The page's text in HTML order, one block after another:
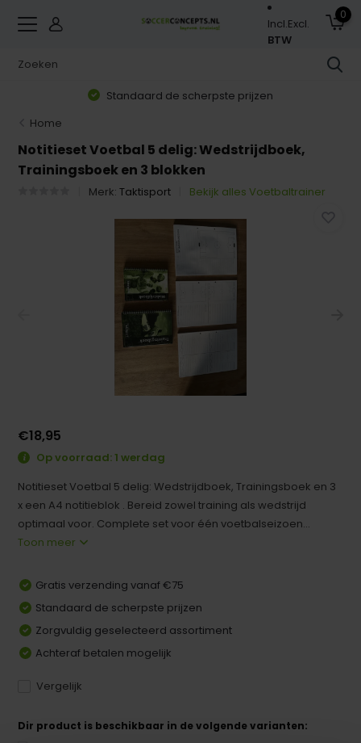
Incl.Excl.
BTW
0
Standaard de scherpste prijzen
Home
Notitieset Voetbal 5 delig: Wedstrijdboek,
Trainingsboek en 3 blokken
Merk:Taktisport Bekijk alles Voetbaltrainer
€18,95
Op voorraad: 1 werdag
Notitieset Voetbal 5 delig: Wedstrijdboek, Trainingsboek en 3
x een A4 notitieblok . Bereid zowel training als wedstrijd
optimaal voor. Complete set voor één voetbalseizoen...
Toon meer
Gratis verzending vanaf €75
Standaard de scherpste prijzen
Zorgvuldig geselecteerd assortiment
Achteraf betalen mogelijk
Vergelijk
Dir product is beschikbaar in de volgende varianten: